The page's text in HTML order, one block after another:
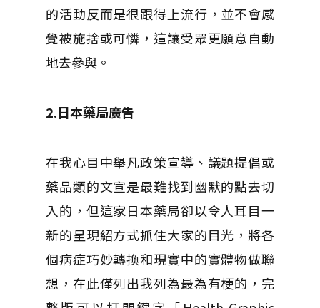
的活動反而是很跟得上流行，並不會感
覺被施捨或可憐，這讓受眾更願意自動
地去參與。
2.日本藥局廣告
在我心目中舉凡政策宣導、議題提倡或
藥品類的文宣是最難找到幽默的點去切
入的，但這家日本藥局卻以令人耳目一
新的呈現紹方式抓住大家的目光，將各
個病症巧妙轉換和現實中的實體物做聯
想，在此僅列出我列為最為有梗的，完